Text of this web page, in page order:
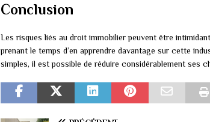
Conclusion
Les risques liés au droit immobilier peuvent être
prenant le temps d’en apprendre davantage sur cette
simples, il est possible de réduire considérablement ses